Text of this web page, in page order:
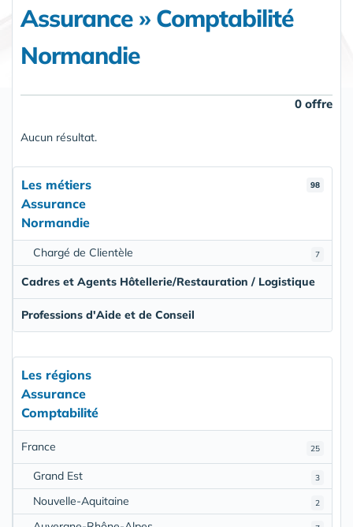
Assurance » Comptabilité
Normandie
0 offre
Aucun résultat.
98
Les métiers
Assurance
Normandie
7
Chargé de Clientèle
Cadres et Agents Hôtellerie/Restauration / Logistique
Professions d'Aide et de Conseil
Les régions
Assurance
Comptabilité
25
France
3
Grand Est
2
Nouvelle-Aquitaine